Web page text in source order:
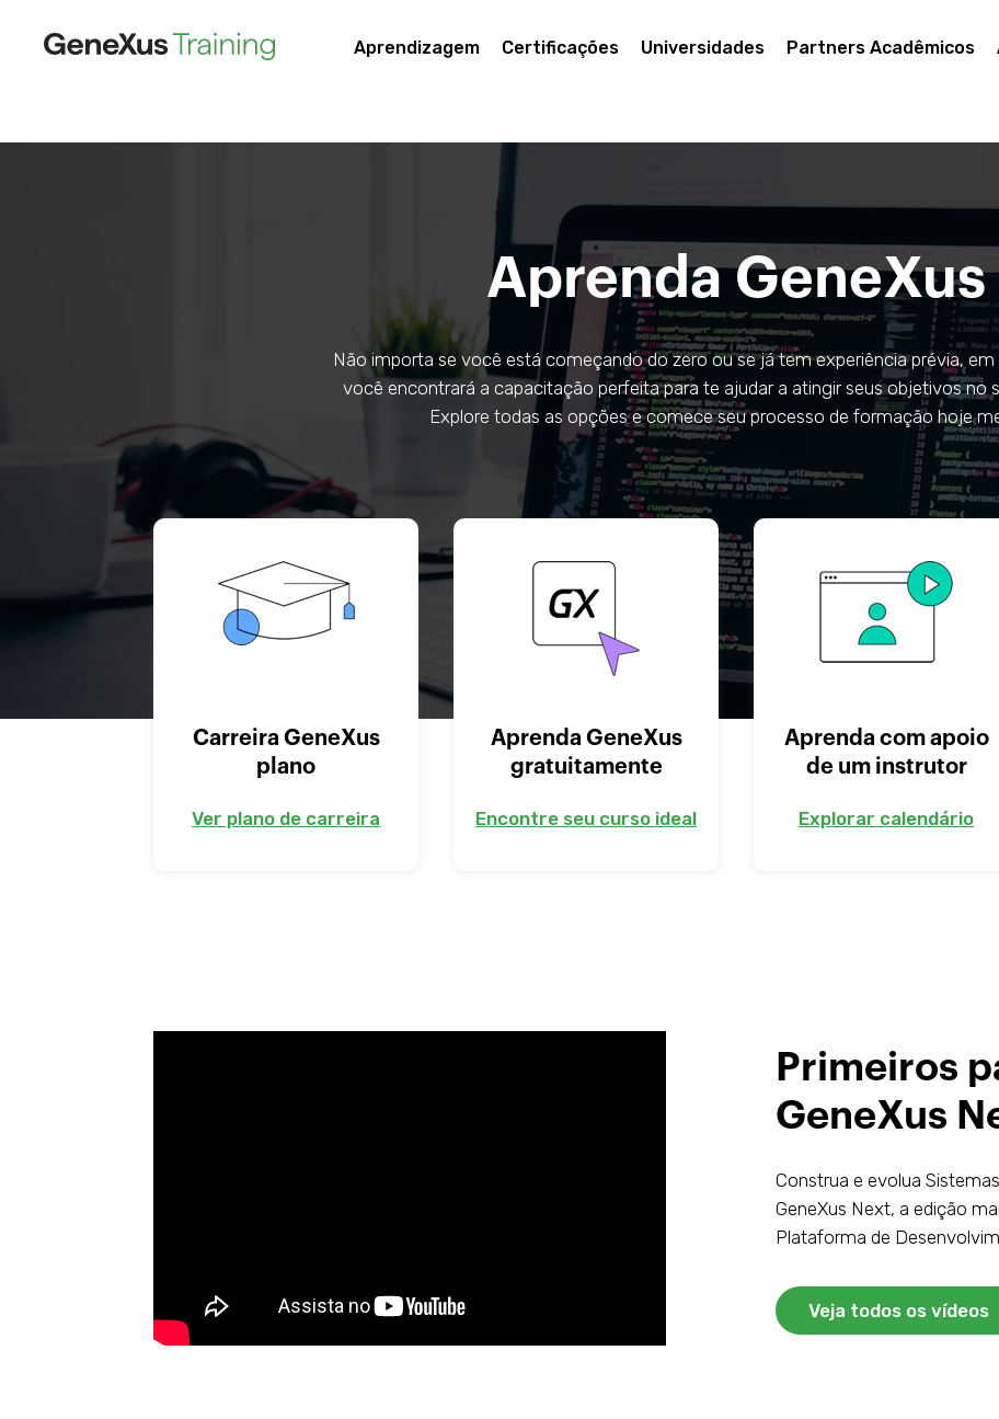
Aprendizagem Certificações Universidades Partners Acadêmicos
Aprenda GeneXus
Não importa se você está começando do zero ou se já tem experiência prévia,
você encontrará a capacitação perfeita para te ajudar a atingir seus objetivos no
Explore todas as opções e comece seu processo de formação hoje
Carreira GeneXus
plano
Ver plano de carreira
Aprenda GeneXus
gratuitamente
Encontre seu curso ideal
Aprenda com apoio
de um instrutor
Explorar calendário
Primeiros
GeneXus
Construa e evolua
GeneXus Next, a edição
Plataforma de
Veja todos os vídeos